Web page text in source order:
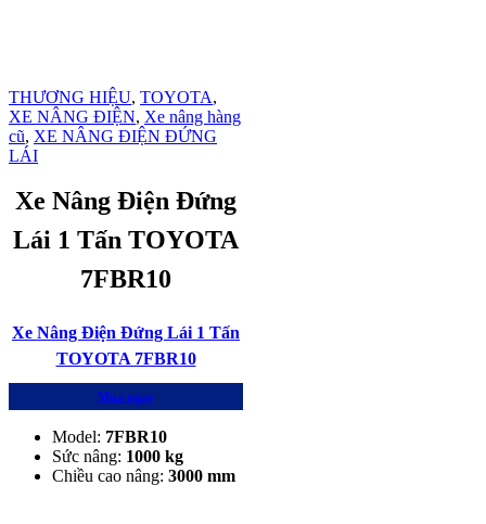
THƯƠNG HIỆU, TOYOTA,
XE NÂNG ĐIỆN, Xe nâng hàng
cũ, XE NÂNG ĐIỆN ĐỨNG
LÁI
Xe Nâng Điện Đứng
Lái 1 Tấn TOYOTA
7FBR10
Xe Nâng Điện Đứng Lái 1 Tấn
TOYOTA 7FBR10
Mua ngay
Model: 7FBR10
Sức nâng: 1000 kg
Chiều cao nâng: 3000 mm